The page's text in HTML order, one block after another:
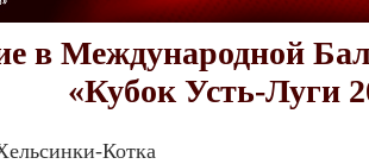
в Международной
«Кубок Усть-Луги
Котка